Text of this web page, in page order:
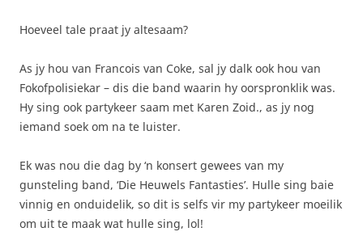
Hoeveel tale praat jy altesaam?
As jy hou van Francois van Coke, sal jy dalk ook hou van
Fokofpolisiekar – dis die band waarin hy oorspronklik was.
Hy sing ook partykeer saam met Karen Zoid., as jy nog
iemand soek om na te luister.
Ek was nou die dag by ‘n konsert gewees van my
gunsteling band, ‘Die Heuwels Fantasties’. Hulle sing baie
vinnig en onduidelik, so dit is selfs vir my partykeer moeilik
om uit te maak wat hulle sing, lol!